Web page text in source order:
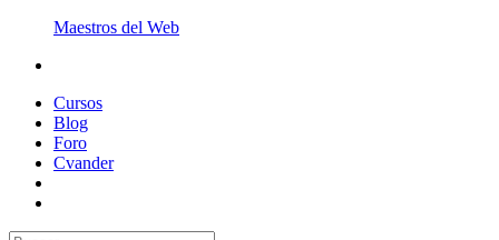
Maestros del Web
Cursos
Blog
Foro
Cvander